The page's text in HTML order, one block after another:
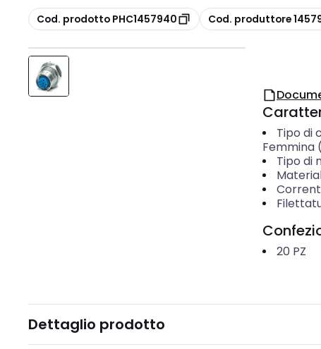
copia
Cod. prodotto PHC1457940 copia
Cod. produttore
Tipo di
Femmina
Tipo di
20 PZ
Dettaglio prodotto